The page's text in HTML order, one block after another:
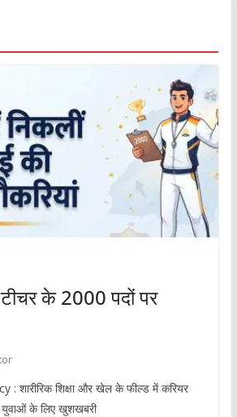
के 2000 पदों पर
: शारीरिक शिक्षा और खेल के फील्ड में करियर
के लिए खुशखबरी